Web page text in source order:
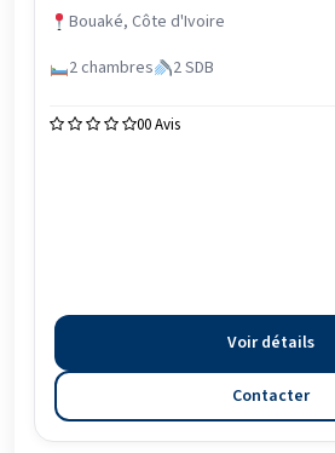
Bouaké, Côte d'Ivoire
2 chambres
2 SDB
00 Avis
Voir détails
Contacter